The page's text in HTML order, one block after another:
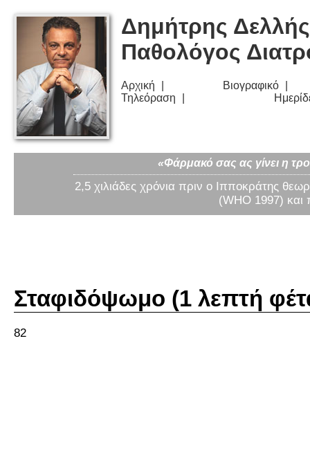
Δημήτρης
Παθολόγος
Αρχική
Βιογραφικό
Τηλεόραση
«Φάρμακό σας ας γίνει η
2,5 χιλιάδες χρόνια πριν ο Ιπποκράτης
(WHO 1997) και
Σταφιδόψωμο (1 λεπτή
82